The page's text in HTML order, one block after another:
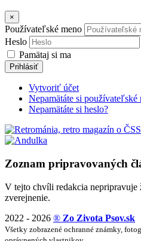
×
Používateľské meno
Heslo
Pamätaj si ma
Prihlásiť
Vytvoriť účet
Nepamätáte si používateľské
Nepamätáte si heslo?
Zoznam pripravovaných
V tejto chvíli redakcia nepripravuje
zverejnenie.
2022 - 2026 ® Zo Zivota Psov.sk
Všetky zobrazené ochranné známky,